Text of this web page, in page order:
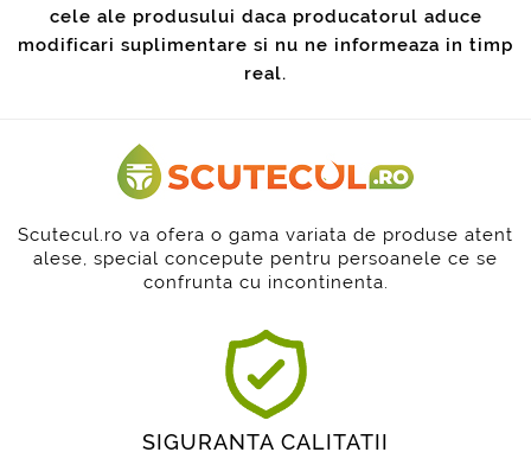
cele ale produsului daca producatorul aduce
modificari suplimentare si nu ne informeaza in timp
real.
Scutecul.ro va ofera o gama variata de produse atent
alese, special concepute pentru persoanele ce se
confrunta cu incontinenta.
SIGURANTA CALITATII